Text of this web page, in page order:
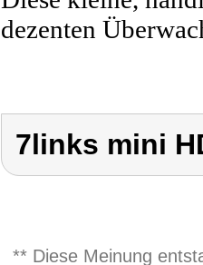
dezenten
7links mini
** Diese Meinung